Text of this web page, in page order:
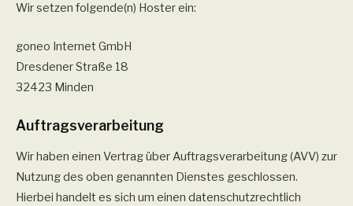
Wir setzen folgende(n) Hoster ein:
goneo Internet GmbH
Dresdener Straße 18
32423 Minden
Auftragsverarbeitung
Wir haben einen Vertrag über Auftragsverarbeitung (AVV) zur
Nutzung des oben genannten Dienstes geschlossen.
Hierbei handelt es sich um einen datenschutzrechtlich